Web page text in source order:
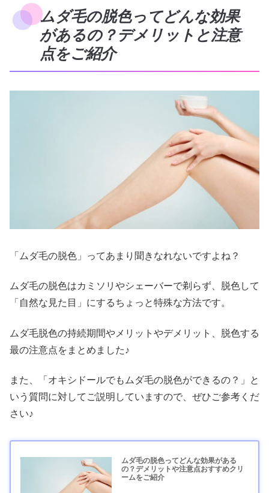
ムダ毛の脱色ってどんな効果
があるの？デメリットと注意
点をご紹介
「ムダ毛の脱色」ってあまり聞きなれないですよね？
ムダ毛の脱色はカミソリやシェーバーで剃らず、脱色して
「自然な見た目」にするちょっと特殊な方法です。
ムダ毛脱色の持続期間やメリットやデメリット、脱色する
最の注意点をまとめました♪
また、「オキシドールでもムダ毛の脱色ができるの？」と
いう質問に対してご説明していますので、ぜひご参考くだ
さい♪
ムダ毛の脱色ってどんな効果がある
の？デメリットや注意点おすすめクリ
ームをご紹介